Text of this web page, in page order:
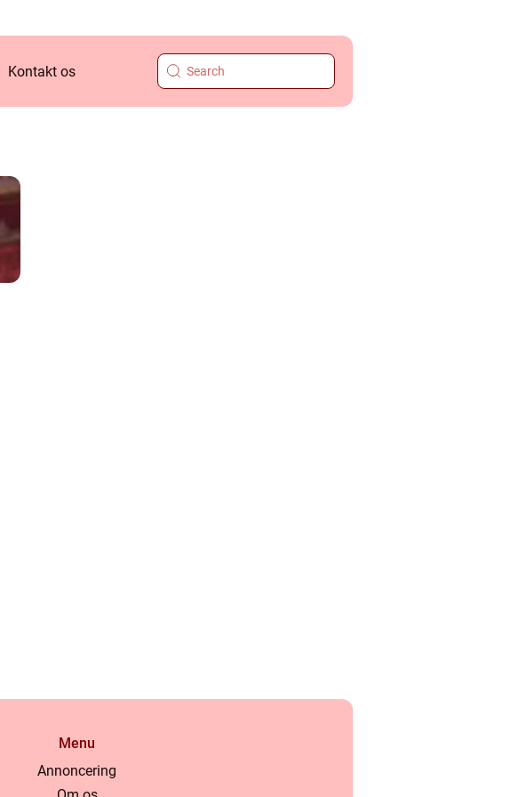
Kontakt os
Menu
Annoncering